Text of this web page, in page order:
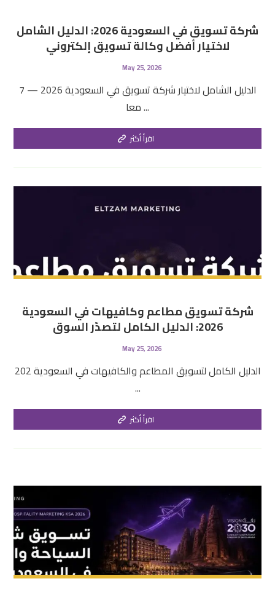
شركة تسويق في السعودية 2026: الدليل الشامل
لاختيار أفضل وكالة تسويق إلكتروني
May 25, 2026
الدليل الشامل لاختيار شركة تسويق في السعودية 2026 — 7
معا ...
اقرأ أكثر
شركة تسويق مطاعم وكافيهات في السعودية
2026: الدليل الكامل لتصدّر السوق
May 25, 2026
الدليل الكامل لتسويق المطاعم والكافيهات في السعودية 202
...
اقرأ أكثر